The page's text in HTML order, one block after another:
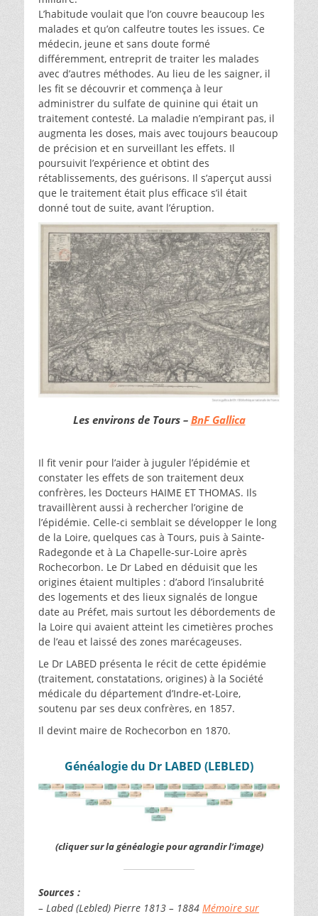
L’habitude voulait que l’on couvre beaucoup les
malades et qu’on calfeutre toutes les issues. Ce
médecin, jeune et sans doute formé
différemment, entreprit de traiter les malades
avec d’autres méthodes. Au lieu de les saigner, il
les fit se découvrir et commença à leur
administrer du sulfate de quinine qui était un
traitement contesté. La maladie n’empirant pas, il
augmenta les doses, mais avec toujours beaucoup
de précision et en surveillant les effets. Il
poursuivit l’expérience et obtint des
rétablissements, des guérisons. Il s’aperçut aussi
que le traitement était plus efficace s’il était
donné tout de suite, avant l’éruption.
Les environs de Tours – BnF Gallica
Il fit venir pour l’aider à juguler l’épidémie et
constater les effets de son traitement deux
confrères, les Docteurs HAIME ET THOMAS. Ils
travaillèrent aussi à rechercher l’origine de
l’épidémie. Celle-ci semblait se développer le long
de la Loire, quelques cas à Tours, puis à Sainte-
Radegonde et à La Chapelle-sur-Loire après
Rochecorbon. Le Dr Labed en déduisit que les
origines étaient multiples : d’abord l’insalubrité
des logements et des lieux signalés de longue
date au Préfet, mais surtout les débordements de
la Loire qui avaient atteint les cimetières proches
de l’eau et laissé des zones marécageuses.
Le Dr LABED présenta le récit de cette épidémie
(traitement, constatations, origines) à la Société
médicale du département d’Indre-et-Loire,
soutenu par ses deux confrères, en 1857.
Il devint maire de Rochecorbon en 1870.
Généalogie du Dr LABED (LEBLED)
(cliquer sur la généalogie pour agrandir l’image)
Sources :
– Labed (Lebled) Pierre 1813 – 1884 Mémoire sur